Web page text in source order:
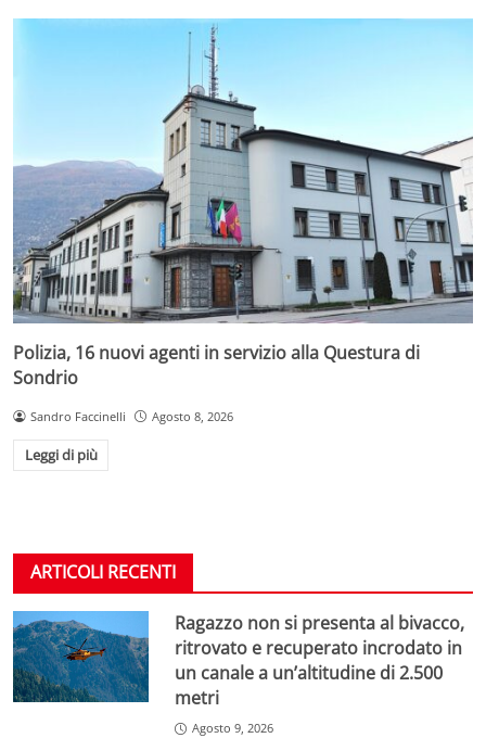
Polizia, 16 nuovi agenti in servizio alla Questura di
Sondrio
Sandro Faccinelli Agosto 8, 2026
Leggi di più
ARTICOLI RECENTI
Ragazzo non si presenta al bivacco,
ritrovato e recuperato incrodato in
un canale a un’altitudine di 2.500
metri
Agosto 9, 2026